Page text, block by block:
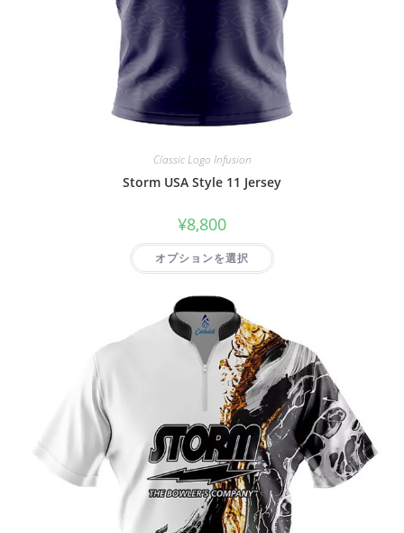
Classic Logo Infusion
Storm USA Style 11 Jersey
¥8,800
オプションを選択